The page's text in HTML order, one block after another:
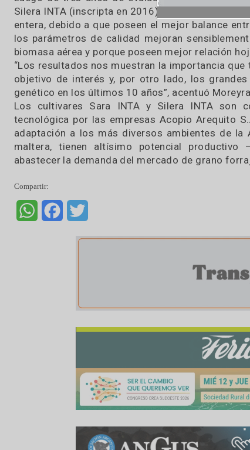
cervecera-maltera (Scarlett). El
kilogramos, “un resultado más que
Moreyra.
Las cebadas disponibles en el mercado
14.000 kilos de materia seca por
graníferos o cerveceros radica
“Si el sistema ganadero demanda
que cuando el sistema requiere un mejor
cultivares graníferos o cerveceros”, apuntó
Luego de tres años de evaluación, se
Silera INTA (inscripta en 2016) serían los
los parámetros de calidad mejoran
biomasa aérea y porque poseen mejor
“Los resultados nos muestran la
Los cultivares Sara INTA y Silera INTA
tecnológica por las empresas Acopio
maltera, tienen altísimo potencial
FacebookTwitter